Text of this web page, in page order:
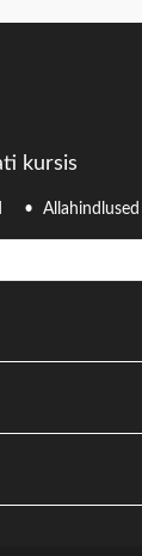
kursis
Allahindlused